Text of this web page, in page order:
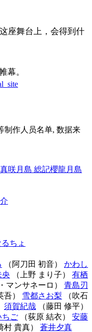
座舞台上，会得到什
幕。
制作人员名单, 数据来
咲月島 総記櫻龍 月島
ちょ
（阿刀田 初音） かわし
央 （上野 まり子） 有栖
マンサネーロ） 青島刃
吾） 雪都さお梨 （吹石
須賀紀哉 （藤田 修平）
ちご （荻原 結衣） 安藤
村 貴真） 蒼井夕真